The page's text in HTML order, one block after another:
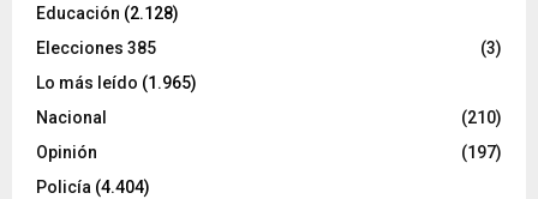
Educación (2.128)
Elecciones 385
(3)
Lo más leído (1.965)
Nacional
(210)
Opinión
(197)
Policía (4.404)